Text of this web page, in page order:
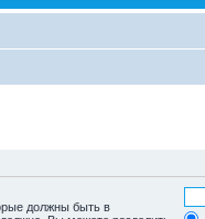
должны быть в